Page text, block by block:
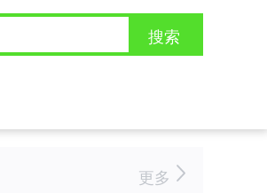
搜索
更多